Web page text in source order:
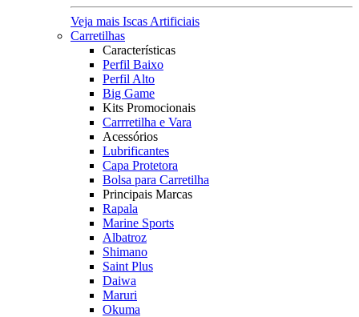
Veja mais Iscas Artificiais
Carretilhas
Características
Perfil Baixo
Perfil Alto
Big Game
Kits Promocionais
Carrretilha e Vara
Acessórios
Lubrificantes
Capa Protetora
Bolsa para Carretilha
Principais Marcas
Rapala
Marine Sports
Albatroz
Shimano
Saint Plus
Daiwa
Maruri
Okuma